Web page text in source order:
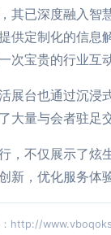
其已深度融入智
供定制化的信息
次宝贵的行业互
展台也通过沉浸
大量与会者驻足交
，不仅展示了炫
新，优化服务体
：http://